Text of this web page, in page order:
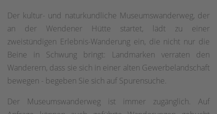
Der kultur- und naturkundliche Museumswanderweg, der
an der Wendener Hütte startet, lädt zu einer
zweistündigen Erlebnis-Wanderung ein, die nicht nur die
Beine in Schwung bringt: Landmarken verraten den
Wanderern, dass sie sich in einer alten Gewerbelandschaft
bewegen - begeben Sie sich auf Spurensuche.
Der Museumswanderweg ist immer zugänglich. Auf